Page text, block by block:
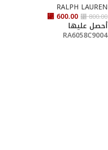
RALPH LAUREN
⃁800.00
⃁ 600.00
أحصل عليها
RA6058C9004